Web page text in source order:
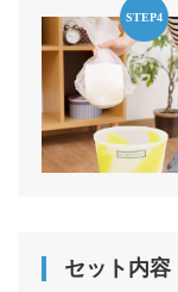
STEP4
セット内容